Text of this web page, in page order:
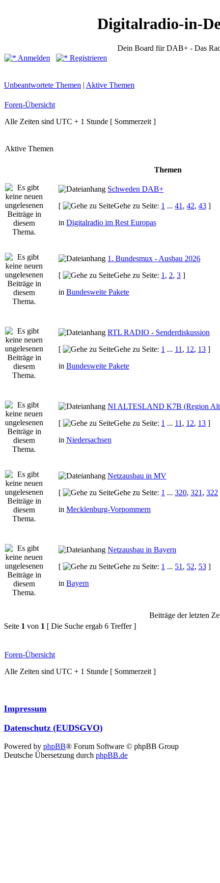
Digitalradio-in-
Dein Board für DAB+ - Das
Anmelden
Registrieren
Unbeantwortete Themen | Aktive Themen
Foren-Übersicht
Alle Zeiten sind UTC + 1 Stunde [ Sommerzeit ]
Aktive Themen
Themen
Schweden DAB+
[
Gehe zu Seite: 1 ... 41 , 42, 43 ]
in Digitalradio im Rest Europas
1. Bundesmux - Ausbau 2026
[
Gehe zu Seite: 1 , 2, 3 ]
in Bundesweite Pakete
RTL RADIO - Senderdiskussion
[
Gehe zu Seite: 1 ... 11 , 12, 13 ]
in Bundesweite Pakete
NI ALTESLAND K7B (Region
[
Gehe zu Seite: 1 ... 11 , 12, 13 ]
in Niedersachsen
Netzausbau in MV
[
Gehe zu Seite: 1 ... 320, 321 , 322
in Mecklenburg-Vorpommern
Netzausbau in Bayern
[
Gehe zu Seite: 1 ... 51 , 52, 53 ]
in Bayern
Beiträge der letzten
Seite 1 von 1 [ Die Suche ergab 6 Treffer ]
Foren-Übersicht
Alle Zeiten sind UTC + 1 Stunde [ Sommerzeit ]
Impressum
Datenschutz (EUDSGVO)
Powered by phpBB® Forum Software © phpBB Group
Deutsche Übersetzung durch phpBB.de